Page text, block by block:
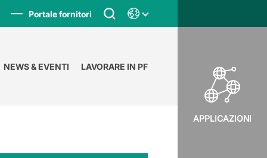
Portale fornitori
NEWS & EVENTI LAVORARE IN PF
APPLICAZIONI